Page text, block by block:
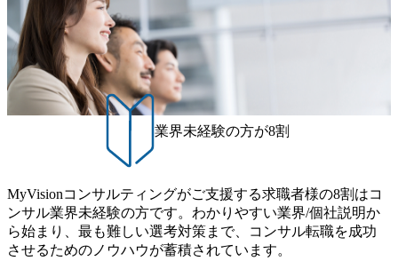
界においてはDX戦略立案、NFT等の新規事業立案を得意と
する。 - 藏満 一馬氏：アクセンチュア出身。金融業界を中
心に、DX戦略策定、新規事業立案、組織変革、規制対応等
の幅広いプロジェクトを主導する。 - 天野 善仁氏：19卒Pw
C出身。Xspear最年少シニアマネージャー 社員インタビュー
ページ (https://www.xspear.co.jp/career/interviews/) 戦略だけの
コンサルは終わり──コンサル業界の風雲児に聞く。“これ
から”のコンサルの在り方 (https://www.businessinsider.jp/articl
e/20250205-simplex-xspear/) Xspear Consultingがえるぼし認定
を取得 (https://www.agara.co.jp/article/382811) シンプレクスと
Xspear Consultingが、東京都港区の行政手続き100%デジタル
化を支援 (https://www.afpbb.com/articles/-/3520247) 【未経験
者】 ・年収UPでのオファー ・ワンプールで様々なインダ
年間休日は125日（GW8日、夏季9日、年末年始9日） 有給
休暇は年間24日（4月1日入社の場合）で、入社日に付与さ
れます。 年次有給休暇の残日数は、翌年度に繰り越すこと
ができます。 慶弔休暇は、事由により取得可能日数は異な
りますが、3～7日の連続休暇を取得できます。 リフレッシ
ュ休暇は、規程で定める勤続年数ごとに、連続5日のリフレ
ッシュ休暇を取得できます。 【育児や子の看護、介護など
の制度】 育児休暇： 対象：小学校1年修了時の3月31日まで
の子を育てるすべての従業員※期間：通算3年間 短時間勤
日2時間15分まで、始業・終業時刻の繰り上げ・繰り下げが
可能 子の看護休暇： 子1人につき5日まで取得でき、1時間
単位で取得することも可能 家族看護休暇： 5日まで取得で
き、1時間単位で取得することも可能 【独身寮、住宅手当制
業界未経験の方が8割
MyVisionコンサルティングがご支援する求職者様の8割はコ
ンサル業界未経験の方です。わかりやすい業界/個社説明か
ら始まり、最も難しい選考対策まで、コンサル転職を成功
させるためのノウハウが蓄積されています。